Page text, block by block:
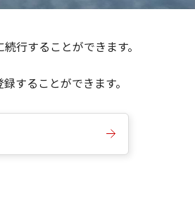
行することができます。
することができます。